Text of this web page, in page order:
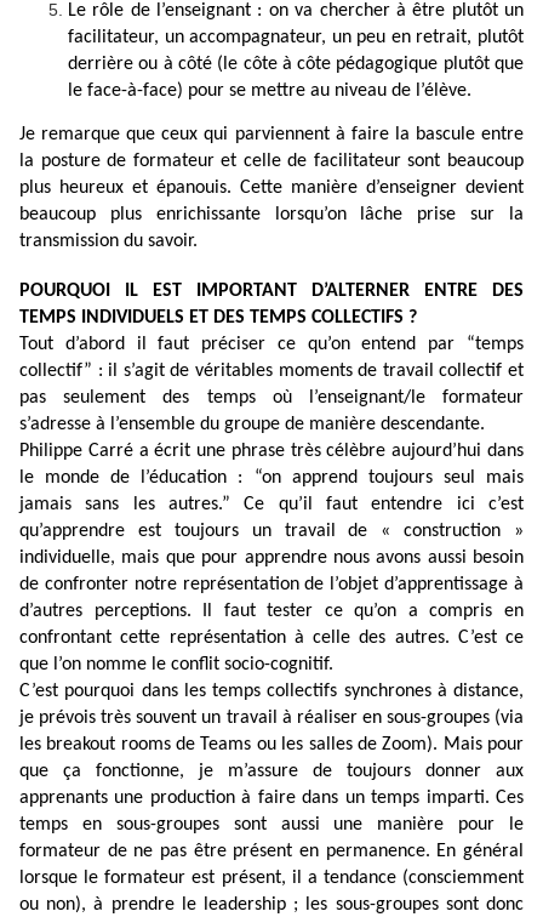
Le rôle de l’enseignant : on va chercher à être plutôt un
facilitateur, un accompagnateur, un peu en retrait, plutôt
derrière ou à côté (le côte à côte pédagogique plutôt que
le face-à-face) pour se mettre au niveau de l’élève.
Je remarque que ceux qui parviennent à faire la bascule entre
la posture de formateur et celle de facilitateur sont beaucoup
plus heureux et épanouis. Cette manière d’enseigner devient
beaucoup plus enrichissante lorsqu’on lâche prise sur la
transmission du savoir.
POURQUOI IL EST IMPORTANT D’ALTERNER ENTRE DES
TEMPS INDIVIDUELS ET DES TEMPS COLLECTIFS ?
Tout d’abord il faut préciser ce qu’on entend par “temps
collectif” : il s’agit de véritables moments de travail collectif et
pas seulement des temps où l’enseignant/le formateur
s’adresse à l’ensemble du groupe de manière descendante.
Philippe Carré a écrit une phrase très célèbre aujourd’hui dans
le monde de l’éducation : “on apprend toujours seul mais
jamais sans les autres.” Ce qu’il faut entendre ici c’est
qu’apprendre est toujours un travail de « construction »
individuelle, mais que pour apprendre nous avons aussi besoin
de confronter notre représentation de l’objet d’apprentissage à
d’autres perceptions. Il faut tester ce qu’on a compris en
confrontant cette représentation à celle des autres. C’est ce
que l’on nomme le conflit socio-cognitif.
C’est pourquoi dans les temps collectifs synchrones à distance,
je prévois très souvent un travail à réaliser en sous-groupes (via
les breakout rooms de Teams ou les salles de Zoom). Mais pour
que ça fonctionne, je m’assure de toujours donner aux
apprenants une production à faire dans un temps imparti. Ces
temps en sous-groupes sont aussi une manière pour le
formateur de ne pas être présent en permanence. En général
lorsque le formateur est présent, il a tendance (consciemment
ou non), à prendre le leadership ; les sous-groupes sont donc